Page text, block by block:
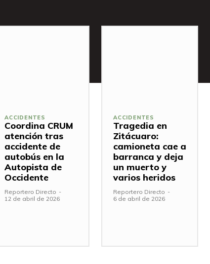
ACCIDENTES
Coordina CRUM
atención tras
accidente de
autobús en la
Autopista de
Occidente
Reportero Directo -
12 de abril de 2026
ACCIDENTES
Tragedia en
Zitácuaro:
camioneta cae a
barranca y deja
un muerto y
varios heridos
Reportero Directo -
6 de abril de 2026